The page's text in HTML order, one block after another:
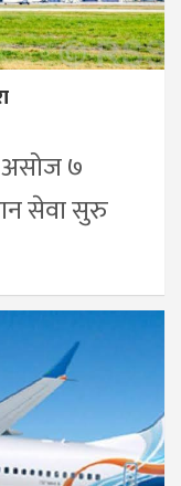
७
सेवा सुरु